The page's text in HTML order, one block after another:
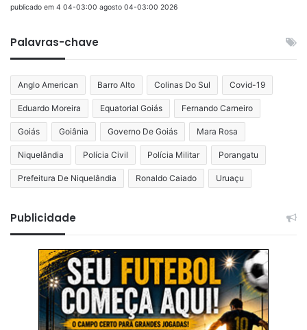
publicado em 4 04-03:00 agosto 04-03:00 2026
Palavras-chave
Anglo American Barro Alto Colinas Do Sul Covid-19
Eduardo Moreira Equatorial Goiás Fernando Carneiro
Goiás Goiânia Governo De Goiás Mara Rosa
Niquelândia Polícia Civil Polícia Militar Porangatu
Prefeitura De Niquelândia Ronaldo Caiado Uruaçu
Publicidade